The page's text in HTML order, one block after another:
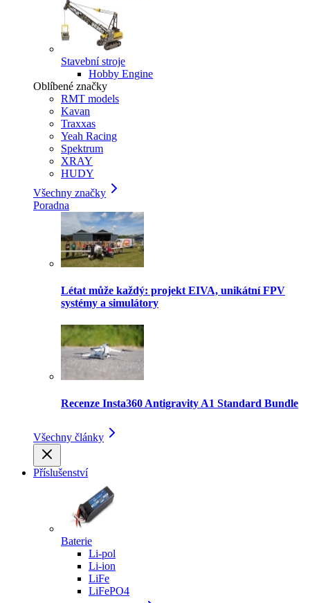
Stavební stroje
Hobby Engine
Oblíbené značky
RMT models
Kavan
Traxxas
Yeah Racing
Spektrum
XRAY
HUDY
Všechny značky
Poradna
Létat může každý: projekt EIVA, unikátní FPV
systémy a simulátory
Recenze Insta360 Antigravity A1 Standard Bundle
Všechny články
Příslušenství
Baterie
Li-pol
Li-ion
LiFe
LiFePO4